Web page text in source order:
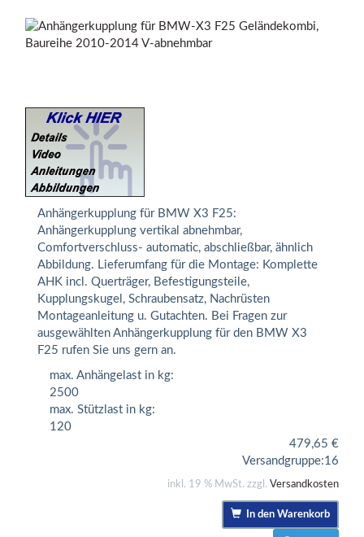
Anhängerkupplung für BMW X3 F25:
Anhängerkupplung vertikal abnehmbar,
Comfortverschluss- automatic, abschließbar, ähnlich
Abbildung. Lieferumfang für die Montage: Komplette
AHK incl. Querträger, Befestigungsteile,
Kupplungskugel, Schraubensatz, Nachrüsten
Montageanleitung u. Gutachten. Bei Fragen zur
ausgewählten Anhängerkupplung für den BMW X3
F25 rufen Sie uns gern an.
max. Anhängelast in kg:
2500
max. Stützlast in kg:
120
479,65 €
Versandgruppe:16
inkl. 19 % MwSt. zzgl. Versandkosten
In den Warenkorb